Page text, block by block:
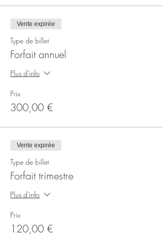
Vente expirée
Type de billet
Forfait annuel
Plus d'info
Prix
300,00 €
Vente expirée
Type de billet
Forfait trimestre
Plus d'info
Prix
120,00 €